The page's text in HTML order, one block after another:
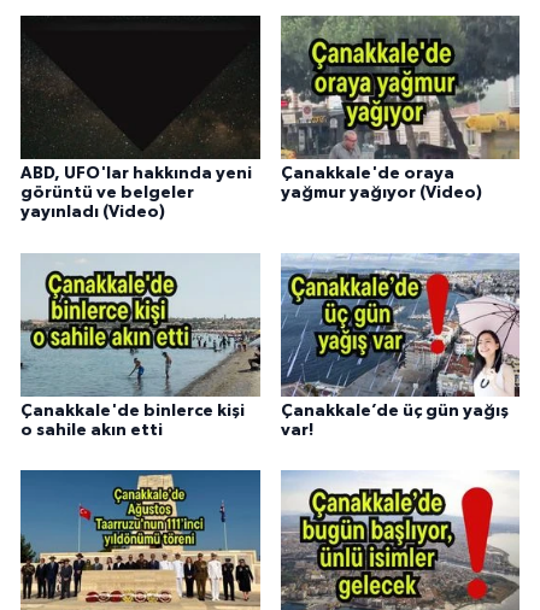
ABD, UFO'lar hakkında yeni
görüntü ve belgeler
yayınladı (Video)
Çanakkale'de oraya
yağmur yağıyor (Video)
Çanakkale'de binlerce kişi
o sahile akın etti
Çanakkale’de üç gün yağış
var!